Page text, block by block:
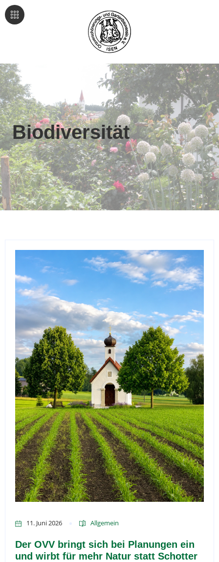
Biodiversität
11. Juni 2026 Allgemein
Der OVV bringt sich bei Planungen ein
und wirbt für mehr Natur statt Schotter